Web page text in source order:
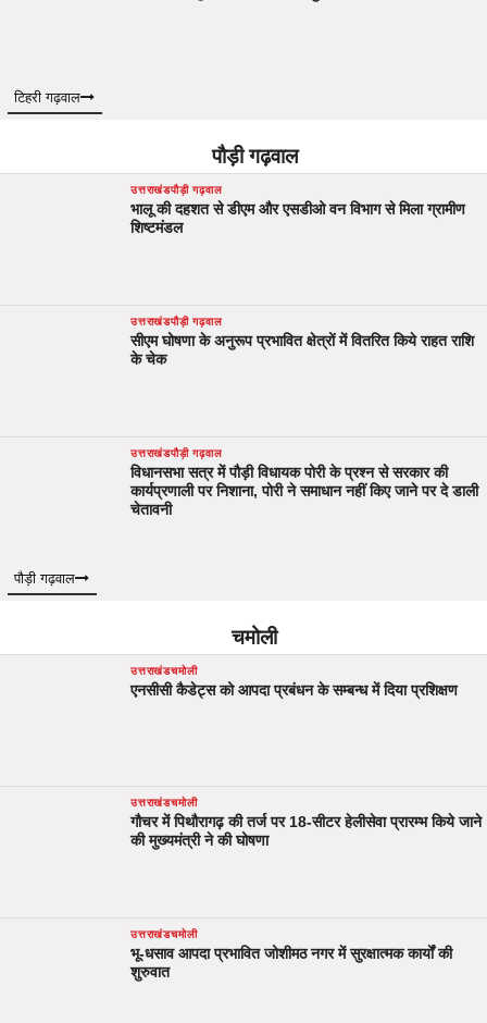
टिहरी गढ़वाल
पौड़ी गढ़वाल
उत्तराखंडपौड़ी गढ़वाल
भालू की दहशत से डीएम और एसडीओ वन विभाग से मिला ग्रामीण
शिष्टमंडल
उत्तराखंडपौड़ी गढ़वाल
सीएम घोषणा के अनुरूप प्रभावित क्षेत्रों में वितरित किये राहत राशि
के चेक
उत्तराखंडपौड़ी गढ़वाल
विधानसभा सत्र में पौड़ी विधायक पोरी के प्रश्न से सरकार की
कार्यप्रणाली पर निशाना, पोरी ने समाधान नहीं किए जाने पर दे डाली
चेतावनी
पौड़ी गढ़वाल
चमोली
उत्तराखंडचमोली
एनसीसी कैडेट्स को आपदा प्रबंधन के सम्बन्ध में दिया प्रशिक्षण
उत्तराखंडचमोली
गौचर में पिथौरागढ़ की तर्ज पर 18-सीटर हेलीसेवा प्रारम्भ किये जाने
की मुख्यमंत्री ने की घोषणा
उत्तराखंडचमोली
भू-धसाव आपदा प्रभावित जोशीमठ नगर में सुरक्षात्मक कार्यों की
शुरुवात